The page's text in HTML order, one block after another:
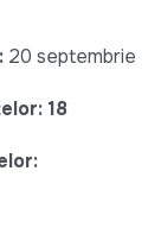
20 septembrie
18